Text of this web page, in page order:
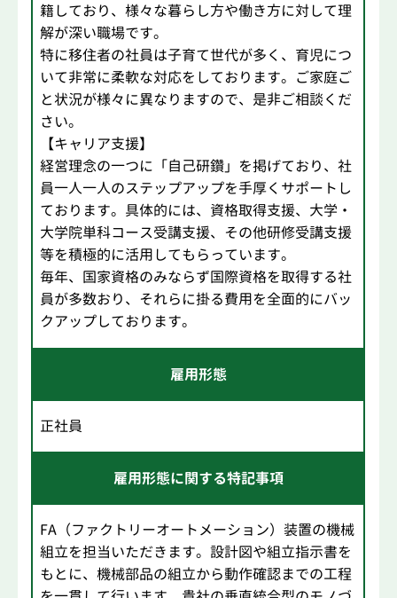
籍しており、様々な暮らし方や働き方に対して理
解が深い職場です。
特に移住者の社員は子育て世代が多く、育児につ
いて非常に柔軟な対応をしております。ご家庭ご
と状況が様々に異なりますので、是非ご相談くだ
さい。
【キャリア支援】
経営理念の一つに「自己研鑽」を掲げており、社
員一人一人のステップアップを手厚くサポートし
ております。具体的には、資格取得支援、大学・
大学院単科コース受講支援、その他研修受講支援
等を積極的に活用してもらっています。
毎年、国家資格のみならず国際資格を取得する社
員が多数おり、それらに掛る費用を全面的にバッ
クアップしております。
雇用形態
正社員
雇用形態に関する特記事項
FA（ファクトリーオートメーション）装置の機械
組立を担当いただきます。設計図や組立指示書を
もとに、機械部品の組立から動作確認までの工程